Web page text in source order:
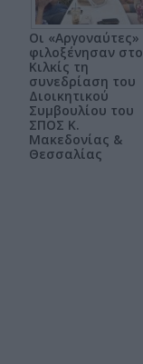
Οι «Αργοναύτες»
φιλοξένησαν στο
Κιλκίς τη
συνεδρίαση του
Διοικητικού
Συμβουλίου του
ΣΠΟΣ Κ.
Μακεδονίας &
Θεσσαλίας